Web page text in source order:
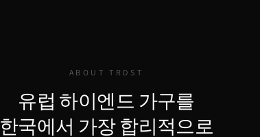
ABOUT TRDST
유럽 하이엔드 가구를
한국에서 가장 합리적으로